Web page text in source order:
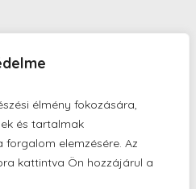
élmény fokozására,
és tartalmak
forgalom elemzésére. Az
kattintva Ön hozzájárul a
MoveArtis Kft.